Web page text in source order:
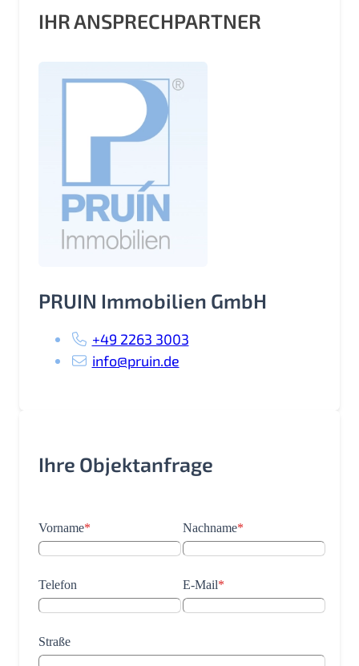
IHR ANSPRECHPARTNER
PRUIN Immobilien GmbH
+49 2263 3003
info@pruin.de
Ihre Objektanfrage
Vorname* Nachname*
Telefon E-Mail*
Straße